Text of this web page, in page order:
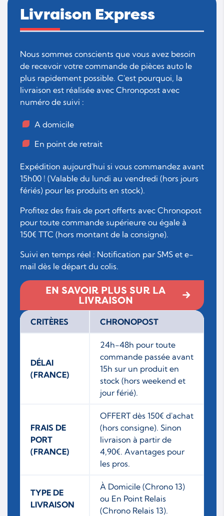
Livraison Express
Nous sommes conscients que vous avez besoin
de recevoir votre commande de pièces auto le
plus rapidement possible. C'est pourquoi, la
livraison est réalisée avec Chronopost avec
numéro de suivi :
A domicile
En point de retrait
Expédition aujourd'hui si vous commandez avant
15h00 ! (Valable du lundi au vendredi (hors jours
fériés) pour les produits en stock).
Profitez des frais de port offerts avec Chronopost
pour toute commande supérieure ou égale à
150€ TTC (hors montant de la consigne).
Suivi en temps réel : Notification par SMS et e-
mail dès le départ du colis.
EN SAVOIR PLUS SUR LA
LIVRAISON
CRITÈRES CHRONOPOST
DÉLAI
(FRANCE)
24h-48h pour toute
commande passée avant
15h sur un produit en
stock (hors weekend et
jour férié).
FRAIS DE
PORT
(FRANCE)
OFFERT dès 150€ d'achat
(hors consigne). Sinon
livraison à partir de
4,90€. Avantages pour
les pros.
TYPE DE
LIVRAISON
À Domicile (Chrono 13)
ou En Point Relais
(Chrono Relais 13).